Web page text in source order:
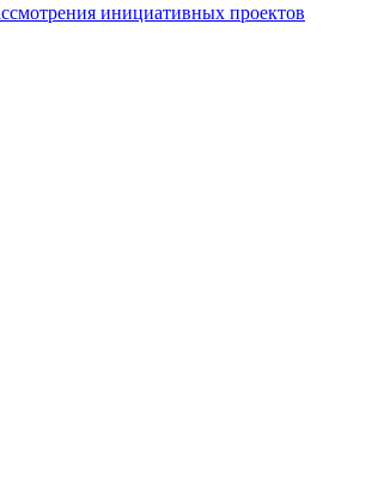
инициативных проектов